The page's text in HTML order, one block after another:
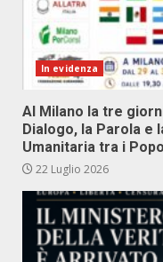
In evidenza
Al Milano la tre
Dialogo, la Parola e
Umanitaria tra i
22 Luglio 2026